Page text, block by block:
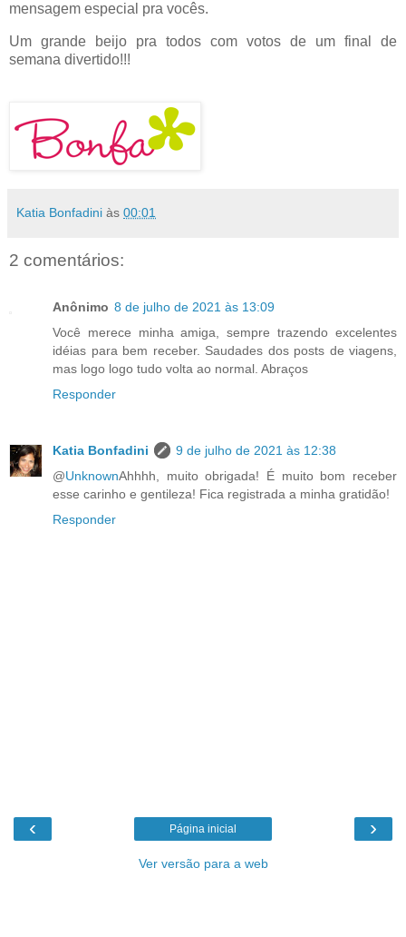
mensagem especial pra vocês.
Um grande beijo pra todos com votos de um final de
semana divertido!!!
Katia Bonfadini às 00:01
2 comentários:
Anônimo 8 de julho de 2021 às 13:09
Você merece minha amiga, sempre trazendo excelentes
idéias para bem receber. Saudades dos posts de viagens,
mas logo logo tudo volta ao normal. Abraços
Responder
Katia Bonfadini
9 de julho de 2021 às 12:38
@UnknownAhhhh, muito obrigada! É muito bom receber
esse carinho e gentileza! Fica registrada a minha gratidão!
Responder
‹ ›
Página inicial
Ver versão para a web